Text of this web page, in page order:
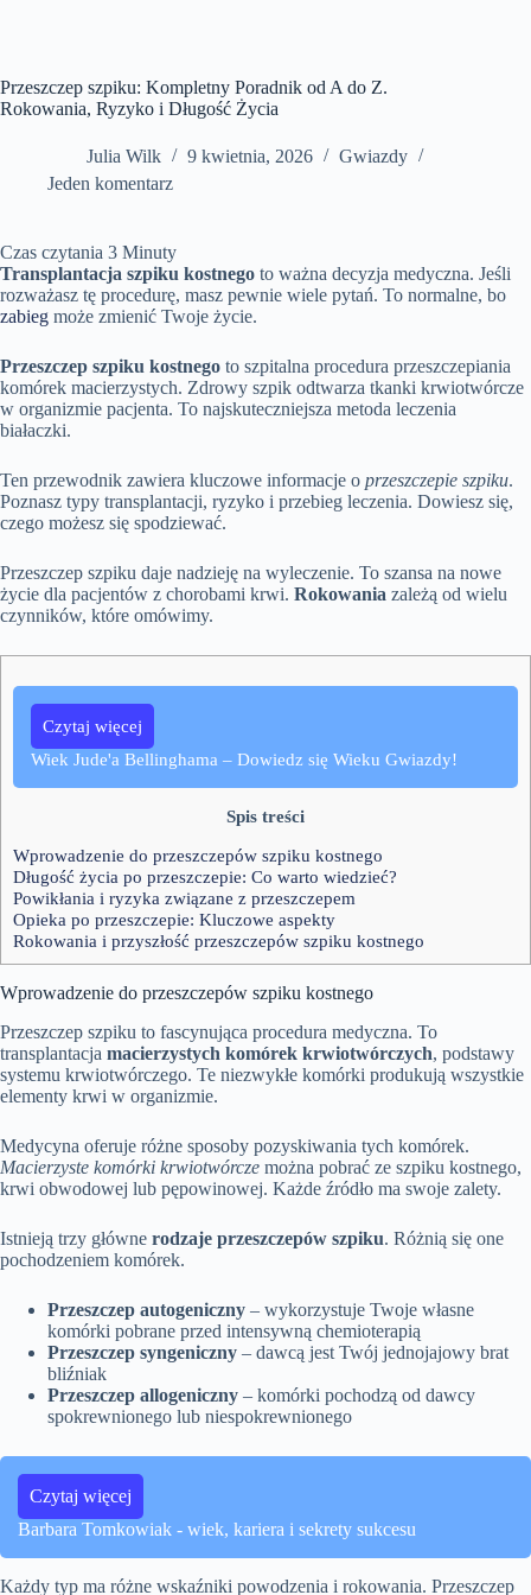
Przeszczep szpiku: Kompletny Poradnik od A do Z.
Rokowania, Ryzyko i Długość Życia
Julia Wilk 9 kwietnia, 2026
Gwiazdy
Jeden komentarz
Czas czytania 3 Minuty
Transplantacja szpiku kostnego to ważna decyzja medyczna. Jeśli
rozważasz tę procedurę, masz pewnie wiele pytań. To normalne, bo
zabieg może zmienić Twoje życie.
Przeszczep szpiku kostnego to szpitalna procedura przeszczepiania
komórek macierzystych. Zdrowy szpik odtwarza tkanki krwiotwórcze
w organizmie pacjenta. To najskuteczniejsza metoda leczenia
białaczki.
Ten przewodnik zawiera kluczowe informacje o przeszczepie szpiku.
Poznasz typy transplantacji, ryzyko i przebieg leczenia. Dowiesz się,
czego możesz się spodziewać.
Przeszczep szpiku daje nadzieję na wyleczenie. To szansa na nowe
życie dla pacjentów z chorobami krwi. Rokowania zależą od wielu
czynników, które omówimy.
Czytaj więcej
Wiek Jude'a Bellinghama – Dowiedz się Wieku Gwiazdy!
Spis treści
Wprowadzenie do przeszczepów szpiku kostnego
Długość życia po przeszczepie: Co warto wiedzieć?
Powikłania i ryzyka związane z przeszczepem
Opieka po przeszczepie: Kluczowe aspekty
Rokowania i przyszłość przeszczepów szpiku kostnego
Wprowadzenie do przeszczepów szpiku kostnego
Przeszczep szpiku to fascynująca procedura medyczna. To
transplantacja macierzystych komórek krwiotwórczych, podstawy
systemu krwiotwórczego. Te niezwykłe komórki produkują wszystkie
elementy krwi w organizmie.
Medycyna oferuje różne sposoby pozyskiwania tych komórek.
Macierzyste komórki krwiotwórcze można pobrać ze szpiku kostnego,
krwi obwodowej lub pępowinowej. Każde źródło ma swoje zalety.
Istnieją trzy główne rodzaje przeszczepów szpiku. Różnią się one
pochodzeniem komórek.
Przeszczep autogeniczny – wykorzystuje Twoje własne
komórki pobrane przed intensywną chemioterapią
Przeszczep syngeniczny – dawcą jest Twój jednojajowy brat
bliźniak
Przeszczep allogeniczny – komórki pochodzą od dawcy
spokrewnionego lub niespokrewnionego
Czytaj więcej
Barbara Tomkowiak - wiek, kariera i sekrety sukcesu
Każdy typ ma różne wskaźniki powodzenia i rokowania. Przeszczep